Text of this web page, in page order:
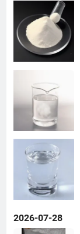
2026-07-28